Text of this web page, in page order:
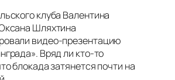
клуба Валентина
Шляхтина
видео-презентацию
Вряд ли кто-то
блокада затянется почти на